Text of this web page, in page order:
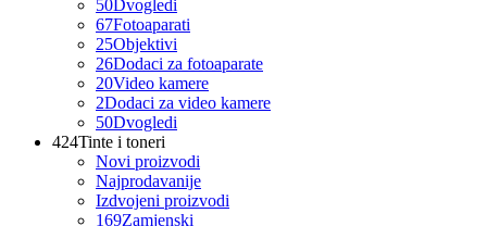
50Dvogledi
67Fotoaparati
25Objektivi
26Dodaci za fotoaparate
20Video kamere
2Dodaci za video kamere
50Dvogledi
424Tinte i toneri
Novi proizvodi
Najprodavanije
Izdvojeni proizvodi
169Zamjenski